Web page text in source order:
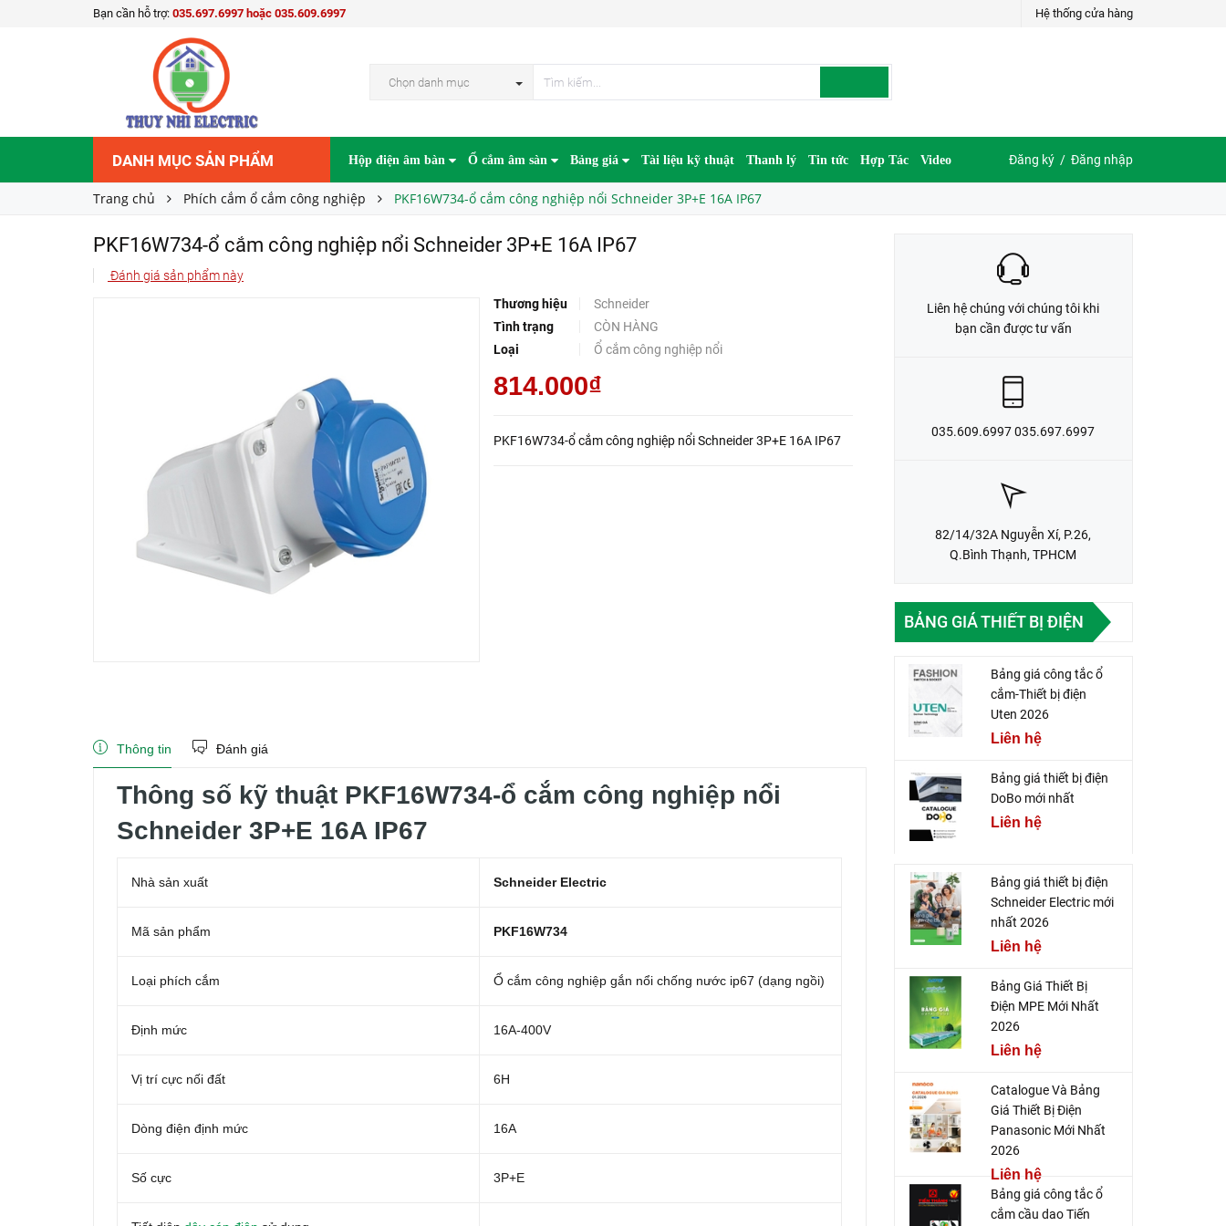
Bạn cần hỗ trợ: 035.697.6997 hoặc 035.609.6997 Hệ thống cửa hàng
Chọn danh mục
DANH MỤC SẢN PHẨM Hộp điện âm bàn Ổ cắm âm sàn Bảng giá Tài liệu kỹ thuật Thanh lý Tin tức Hợp Tác Video Đăng ký / Đăng nhập
Trang chủ Phích cắm ổ cắm công nghiệp PKF16W734-ổ cắm công nghiệp nổi Schneider 3P+E 16A IP67
PKF16W734-ổ cắm công nghiệp nổi Schneider 3P+E 16A IP67
Đánh giá sản phẩm này
Thương hiệu
Schneider
Tình trạng
CÒN HÀNG
Loại
Ổ cắm công nghiệp nổi
814.000₫
PKF16W734-ổ cắm công nghiệp nổi Schneider 3P+E 16A IP67
PKF16W734-ổ cắm công nghiệp nổi Schneider 3P+E 16A IP67
Giá bán: 814.000₫
LIÊN HỆ ĐẶT HÀNG
Thông tin Đánh giá
Thông số kỹ thuật PKF16W734-ổ cắm công nghiệp nổi
Schneider 3P+E 16A IP67
Nhà sản xuất Schneider Electric
Mã sản phẩm PKF16W734
Loại phích cắm Ổ cắm công nghiệp gắn nổi chống nước ip67 (dạng ngồi)
Định mức 16A-400V
Vị trí cực nối đất 6H
Dòng điện định mức 16A
Số cực 3P+E
Liên hệ chúng với chúng tôi khi
bạn cần được tư vấn
035.609.6997 035.697.6997
82/14/32A Nguyễn Xí, P.26,
Q.Bình Thạnh, TPHCM
BẢNG GIÁ THIẾT BỊ ĐIỆN
Bảng giá công tắc ổ
cắm-Thiết bị điện
Uten 2026
Liên hệ
Bảng giá thiết bị điện
DoBo mới nhất
Liên hệ
Bảng giá thiết bị điện
Schneider Electric mới
nhất 2026
Liên hệ
Bảng Giá Thiết Bị
Điện MPE Mới Nhất
2026
Liên hệ
Catalogue Và Bảng
Giá Thiết Bị Điện
Panasonic Mới Nhất
2026
Liên hệ
Bảng giá công tắc ổ
cắm cầu dao Tiến